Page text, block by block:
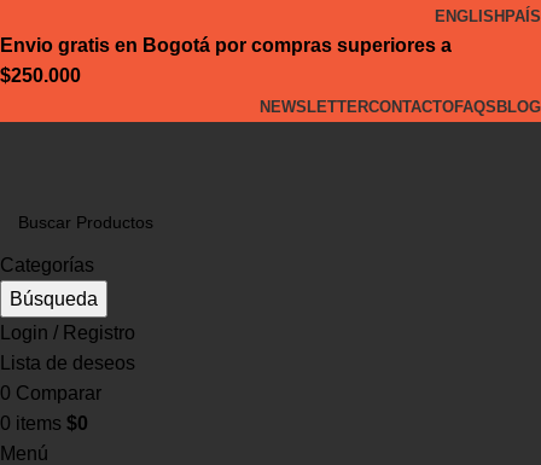
ENGLISH PAÍS
Envio gratis en Bogotá por compras superiores a
$250.000
NEWSLETTERCONTACTOFAQS BLOG
Categorías
Búsqueda
Login / Registro
Lista de deseos
0 Comparar
0 items $0
Menú